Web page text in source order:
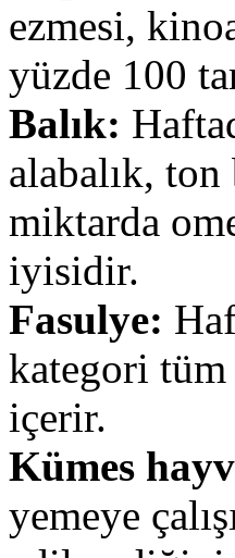
ezmesi,
yüzde 100
Balık:
alabalık, ton
miktarda
iyisidir.
Fasulye:
kategori
içerir.
Kümes
yemeye